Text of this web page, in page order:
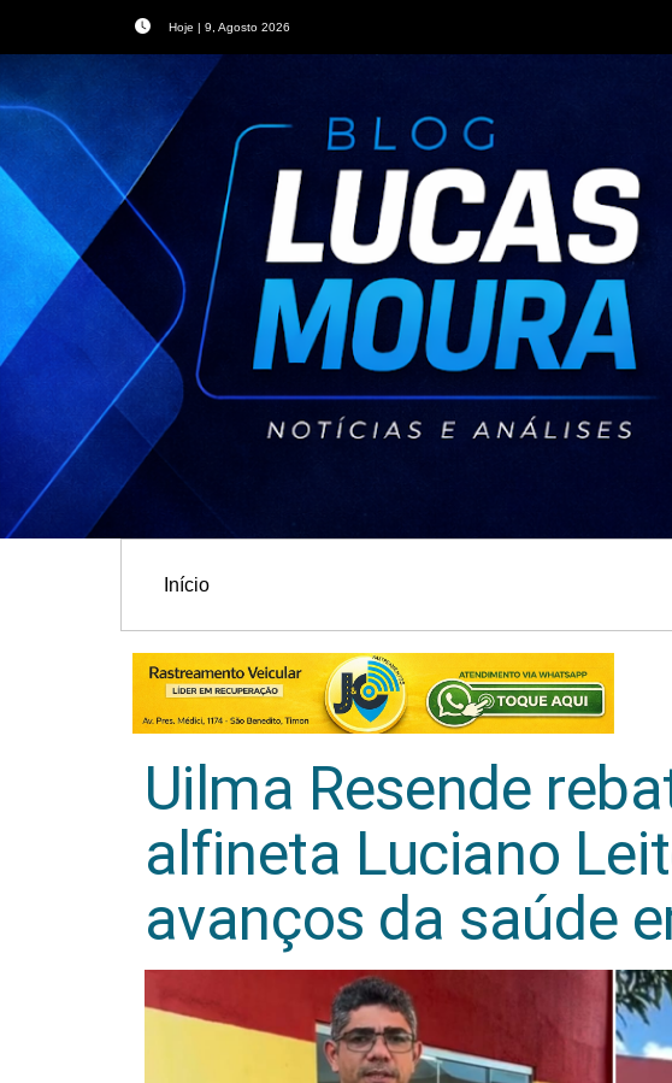
Hoje | 9, Agosto 2026
Início
Uilma Resende
alfineta Luciano
avanços da saúde